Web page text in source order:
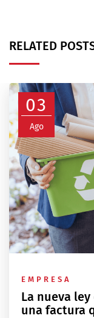
RELATED
03
Ago
EMPRESA
La nueva
una factura